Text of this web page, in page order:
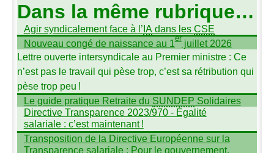
Dans la même rubrique…
Agir syndicalement face à l’IA dans les CSE
Nouveau congé de naissance au 1erjuillet 2026
Lettre ouverte intersyndicale au Premier ministre : Ce
n’est pas le travail qui pèse trop, c’est sa rétribution qui
pèse trop peu !
Le guide pratique Retraite du SUNDEP Solidaires
Directive Transparence 2023/970 - Égalité
salariale : c’est maintenant !
Transposition de la Directive Européenne sur la
Transparence salariale : Pour le gouvernement,